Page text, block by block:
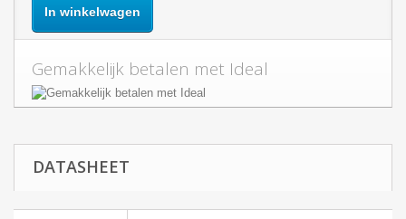
In winkelwagen
Gemakkelijk betalen met Ideal
DATASHEET